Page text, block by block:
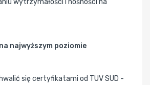
wytrzymałości i nośności na
najwyższym poziomie
się certyfikatami od TUV SUD -